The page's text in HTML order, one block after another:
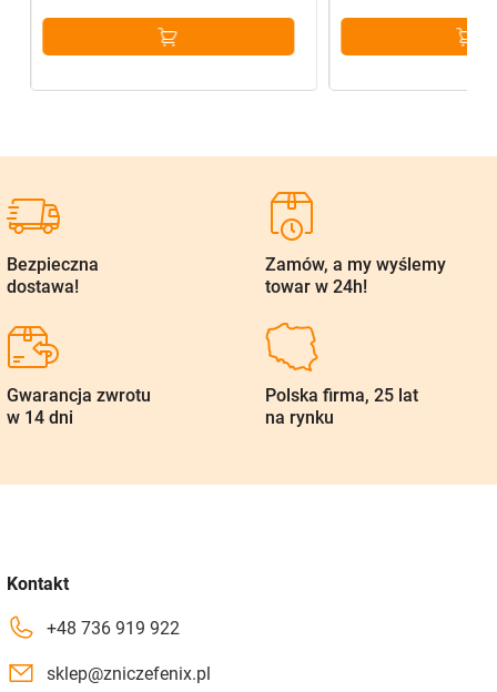
Bezpieczna
dostawa!
Zamów, a my wyślemy
towar w 24h!
Gwarancja zwrotu
w 14 dni
Polska firma, 25 lat
na rynku
Kontakt
+48 736 919 922
sklep@zniczefenix.pl